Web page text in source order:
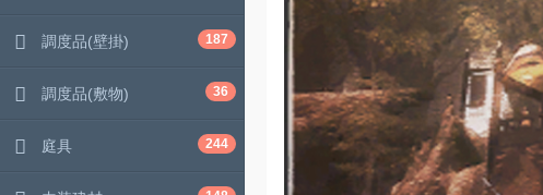
調度品(壁掛) 187
調度品(敷物) 36
庭具 244